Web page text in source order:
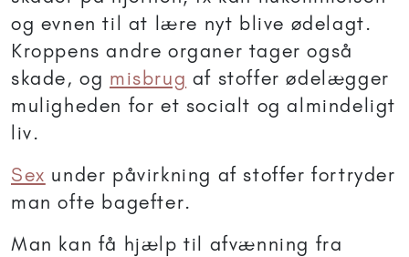
og evnen til at lære nyt blive ødelagt.
Kroppens andre organer tager også
skade, og misbrug af stoffer ødelægger
muligheden for et socialt og almindeligt
liv.
Sex under påvirkning af stoffer fortryder
man ofte bagefter.
Man kan få hjælp til afvænning fra